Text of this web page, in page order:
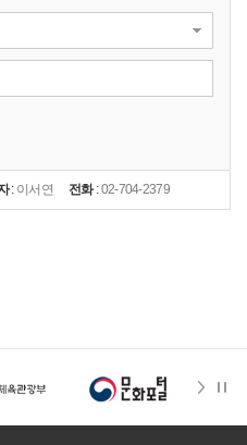
: 이서연 전화:02-704-2379